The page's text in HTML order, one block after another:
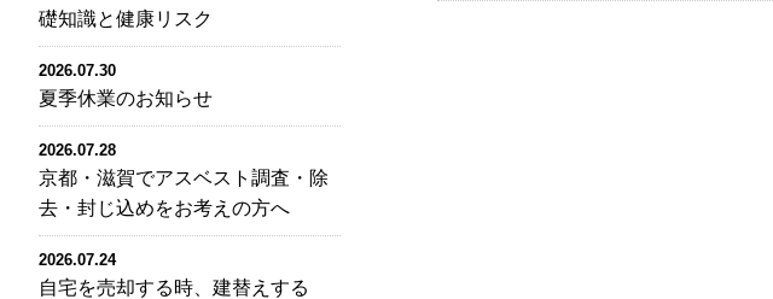
礎知識と健康リスク
2026.07.30
夏季休業のお知らせ
2026.07.28
京都・滋賀でアスベスト調査・除
去・封じ込めをお考えの方へ
2026.07.24
自宅を売却する時、建替えする